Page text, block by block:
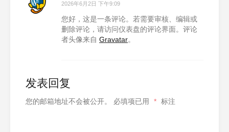
2026年6月2日 下午9:09
您好，这是一条评论。若需要审核、编辑或
删除评论，请访问仪表盘的评论界面。评论
者头像来自 Gravatar。
发表回复
您的邮箱地址不会被公开。 必填项已用 * 标注